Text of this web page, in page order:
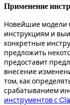
Применение
Новейшие модели
инструкциям и
конкретные
предложить
предоставит
внесение
том, как
срабатыванием
инструментов с